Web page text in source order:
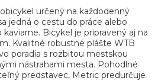
určený na každodenný
jedná o cestu do práce alebo
Bicykel je pripravený aj na
Kvalitné robustné plášte WTB
poradia s rozbitou mestskou
nástrahami mesta. Pohodlné
predstavec, Metric predurčuje